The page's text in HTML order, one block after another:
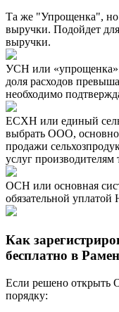
Та же "Упрощенка", но
выручки. Подойдет
выручки.
УСН или «упрощенка».
доля расходов
необходимо
ЕСХН или единый
выбрать ООО,
продажи
услуг производителям
ОСН или основная
обязательной
Как
бесплатно в
Если решено открыть
порядку: